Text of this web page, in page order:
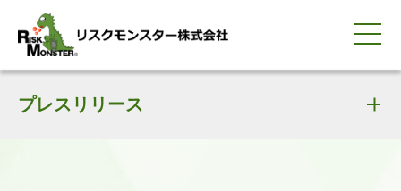
サービス紹介
選ばれる理由
知る・学ぶ
導入事例
企業情報
採用情報
IR情報
お問い合わせ
0120-259-440
平日9:00-18:00(土日祝除く)
プレスリリース